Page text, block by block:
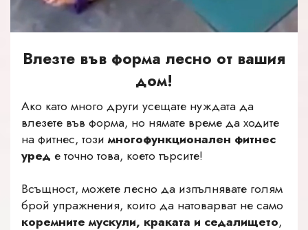
Влезте във форма лесно от вашия
дом!
Ако като много други усещате нуждата да
влезете във форма, но нямате време да ходите
на фитнес, тозимногофункционален фитнес
уред е точно това, което търсите!
Всъщност, можете лесно да изпълнявате голям
брой упражнения, които да натоварват не само
коремните мускули, краката и седалището,